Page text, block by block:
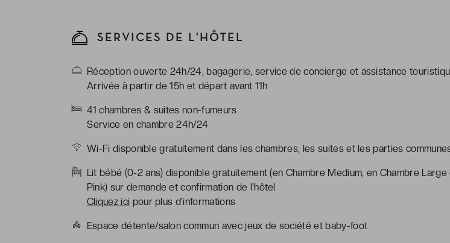
SERVICES DE L'HÔTEL
Réception ouverte 24h/24, bagagerie, service de concierge et assistance
Arrivée à partir de 15h et départ avant 11h
41 chambres & suites non-fumeurs
Service en chambre 24h/24
Wi-Fi disponible gratuitement dans les chambres, les suites et les parties
Lit bébé (0-2 ans) disponible gratuitement (en Chambre Medium, en Chambre
Pink) sur demande et confirmation de l'hôtel
Cliquez ici pour plus d'informations
Espace détente/salon commun avec jeux de société et baby-foot